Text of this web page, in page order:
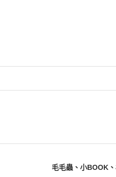
毛毛蟲、小BOOK